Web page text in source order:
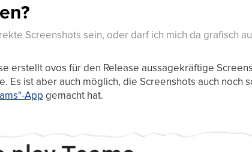
Screenshots sein, oder darf ich mich da grafisch
erstellt ovos für den Release aussagekräftige
Es ist aber auch möglich, die Screenshots auch
App gemacht hat.